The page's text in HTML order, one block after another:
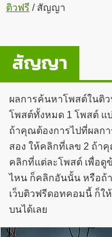
ติวฟรี /สัญญา
สัญญา
ผลการค้นหาโพสต์ในติ
โพสต์ทั้งหมด 1 โพสต์ แ
ถ้าคุณต้องการไปที่ผลก
สอง ให้คลิกที่เลข 2 ถ้
คลิกที่แต่ละโพสต์ เพื่อดู
ไหน ก็คลิกอันนั้น หรือถ้
เว็บติวฟรีดอทคอมนี้ ก็
บนได้เลย